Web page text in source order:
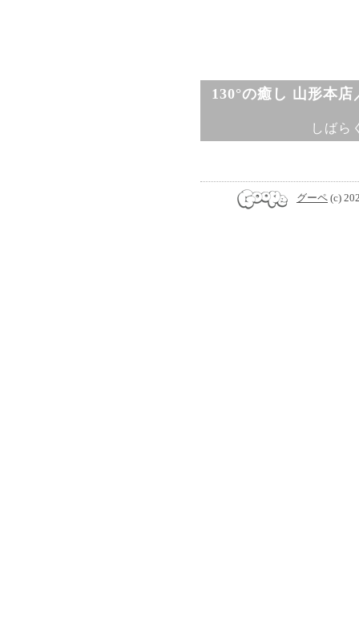
130°の癒し 山形本
しばら
グーペ (c)